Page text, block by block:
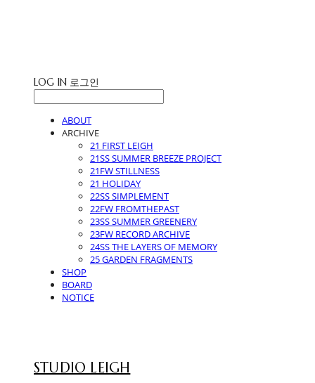
LOG IN 로그인
ABOUT
ARCHIVE
21 FIRST LEIGH
21SS SUMMER BREEZE PROJECT
21FW STILLNESS
21 HOLIDAY
22SS SIMPLEMENT
22FW FROMTHEPAST
23SS SUMMER GREENERY
23FW RECORD ARCHIVE
24SS THE LAYERS OF MEMORY
25 GARDEN FRAGMENTS
SHOP
BOARD
NOTICE
STUDIO LEIGH